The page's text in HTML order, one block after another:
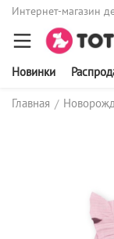
Интернет-магазин
Новинки
Главная /